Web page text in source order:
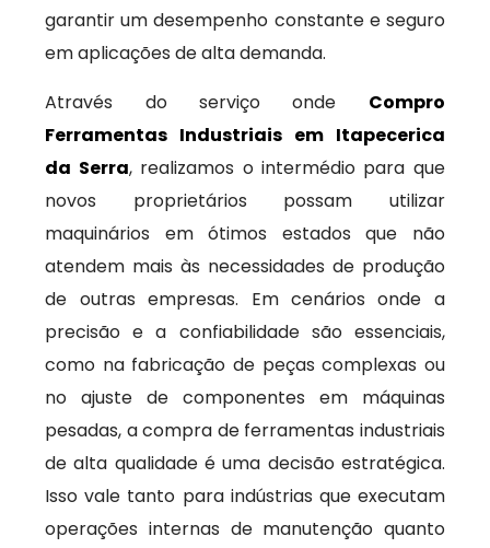
garantir um desempenho constante e seguro
em aplicações de alta demanda.
Através do serviço onde Compro
Ferramentas Industriais em Itapecerica
da Serra, realizamos o intermédio para que
novos proprietários possam utilizar
maquinários em ótimos estados que não
atendem mais às necessidades de produção
de outras empresas. Em cenários onde a
precisão e a confiabilidade são essenciais,
como na fabricação de peças complexas ou
no ajuste de componentes em máquinas
pesadas, a compra de ferramentas industriais
de alta qualidade é uma decisão estratégica.
Isso vale tanto para indústrias que executam
operações internas de manutenção quanto